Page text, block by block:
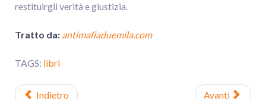
restituirgli verità e giustizia.
Tratto da: antimafiaduemila.com
TAGS: libri
Indietro Avanti